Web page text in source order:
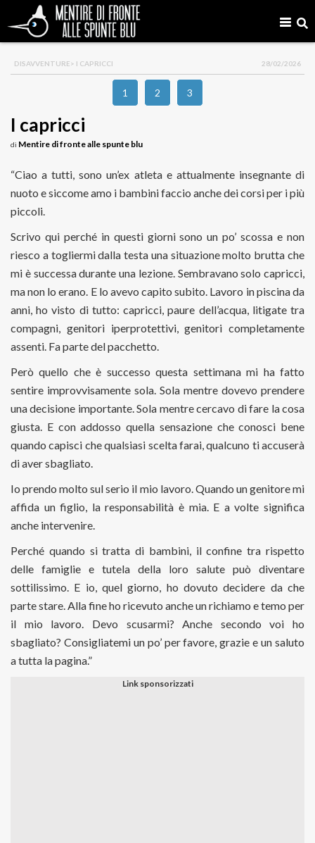
DISAVVENTURE> I CAPRICCI 28/02/2026
1 2 3
I capricci
di Mentire di fronte alle spunte blu
“Ciao a tutti, sono un’ex atleta e attualmente insegnante di
nuoto e siccome amo i bambini faccio anche dei corsi per i più
piccoli.
Scrivo qui perché in questi giorni sono un po’ scossa e non
riesco a togliermi dalla testa una situazione molto brutta che
mi è successa durante una lezione. Sembravano solo capricci,
ma non lo erano. E lo avevo capito subito. Lavoro in piscina da
anni, ho visto di tutto: capricci, paure dell’acqua, litigate tra
compagni, genitori iperprotettivi, genitori completamente
assenti. Fa parte del pacchetto.
Però quello che è successo questa settimana mi ha fatto
sentire improvvisamente sola. Sola mentre dovevo prendere
una decisione importante. Sola mentre cercavo di fare la cosa
giusta. E con addosso quella sensazione che conosci bene
quando capisci che qualsiasi scelta farai, qualcuno ti accuserà
di aver sbagliato.
Io prendo molto sul serio il mio lavoro. Quando un genitore mi
affida un figlio, la responsabilità è mia. E a volte significa
anche intervenire.
Perché quando si tratta di bambini, il confine tra rispetto
delle famiglie e tutela della loro salute può diventare
sottilissimo. E io, quel giorno, ho dovuto decidere da che
parte stare. Alla fine ho ricevuto anche un richiamo e temo per
il mio lavoro. Devo scusarmi? Anche secondo voi ho
sbagliato? Consigliatemi un po’ per favore, grazie e un saluto
a tutta la pagina.”